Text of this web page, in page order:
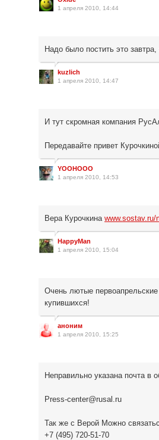
1 апреля 2010, 14:44
Надо было постить это
kuzlich
1 апреля 2010, 14:47
И тут скромная компания
Передавайте привет
YOOHOOO
1 апреля 2010, 14:53
Вера Курочкина www.sostav.ru/
HappyMan
1 апреля 2010, 15:04
Очень лютые
купившихся!
аноним
1 апреля 2010, 15:25
Неправильно указана почта в
Press-center@rusal.ru
Так же с Верой Можно
+7 (495) 720-51-70